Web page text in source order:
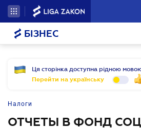
БІЗНЕС
Ця сторінка доступна рідною
Перейти на українську
Налоги
ОТЧЕТЫ В ФОНД